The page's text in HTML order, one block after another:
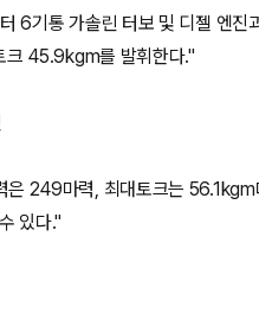
6기통 가솔린 터보 및 디젤 엔진
크 45.9kgm를 발휘한다."
은 249마력, 최대토크는
있다."